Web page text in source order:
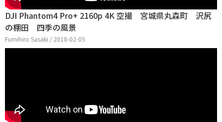
DJI Phantom4 Pro+ 2160p 4K 空撮 宮城県丸森町 沢尻
の棚田 四季の風景
Fumihiro Sasaki / 2018-02-05